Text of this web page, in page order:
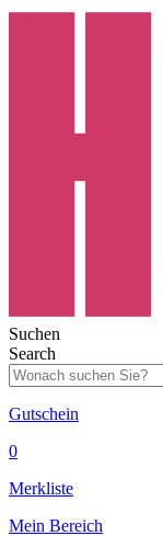
Suchen
Search
Gutschein
0
Merkliste
Mein Bereich